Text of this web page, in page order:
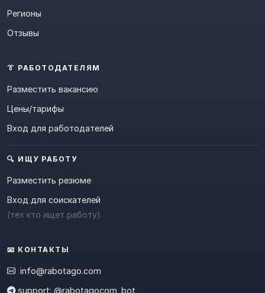
Регионы
Отзывы
👔 РАБОТОДАТЕЛЯМ
Разместить вакансию
Цены/тарифы
Вход для работодателей
🔍 ИЩУ РАБОТУ
Разместить резюме
Вход для соискателей
(тех кто ищет работу)
📧 КОНТАКТЫ
info@rabotago.com
support: @rabotagocom_bot